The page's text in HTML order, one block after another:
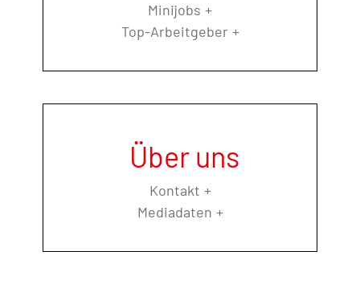
Minijobs
Top-Arbeitgeber
Über uns
Kontakt
Mediadaten